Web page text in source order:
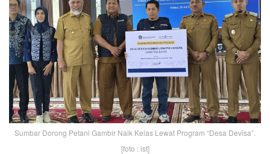
Sumbar Dorong Petani Gambir Naik Kelas Lewat Program “Desa Devisa”.
[foto : ist]